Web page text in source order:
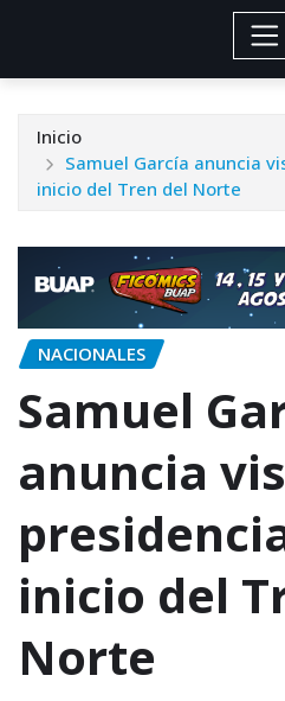
Inicio
Samuel García anuncia
inicio del Tren del Norte
NACIONALES
Samuel
anuncia
inicio del
Norte